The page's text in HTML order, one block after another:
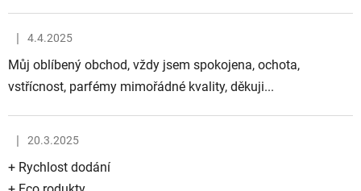
o
c
e
n
Hodnocení obchodu je 5 z 5 hvězdiček.
4.4.2025
Můj oblíbený obchod, vždy jsem spokojena, ochota,
vstřícnost, parfémy mimořádné kvality, děkuji...
Hodnocení obchodu je 5 z 5 hvězdiček.
20.3.2025
+ Rychlost dodání